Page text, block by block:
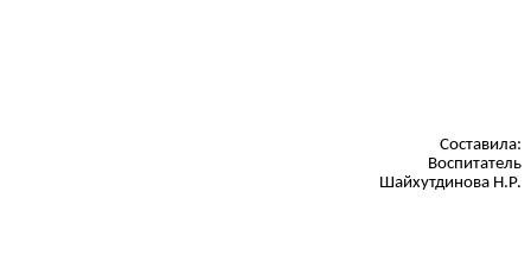
Составила:
Воспитатель
Шайхутдинова Н.Р.